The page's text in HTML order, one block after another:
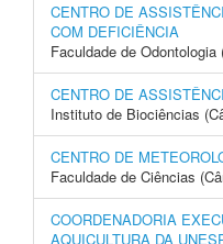
CENTRO DE
COM DEFICIÊNCIA
Faculdade de
CENTRO DE
Instituto de Biociências
CENTRO DE
Faculdade de Ciências
COORDENADORIA
AQUICULTURA DA